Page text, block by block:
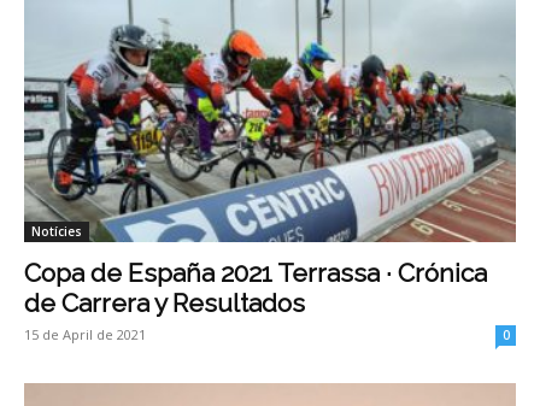
Notícies
Copa de España 2021 Terrassa · Crónica
de Carrera y Resultados
15 de April de 2021 0